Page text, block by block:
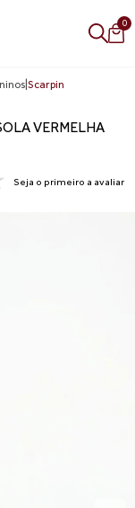
0
Scarpin
VERMELHA
Seja o primeiro a avaliar